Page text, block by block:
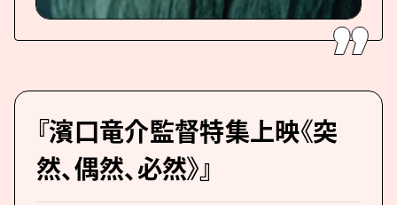
『濱口竜介監督特集上映《突
然、偶然、必然》』